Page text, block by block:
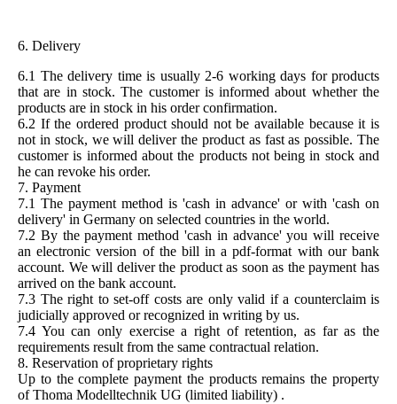
6. Delivery
6.1 The delivery time is usually 2-6 working days for products
that are in stock. The customer is informed about whether the
products are in stock in his order confirmation.
6.2 If the ordered product should not be available because it is
not in stock, we will deliver the product as fast as possible. The
customer is informed about the products not being in stock and
he can revoke his order.
7. Payment
7.1 The payment method is 'cash in advance' or with 'cash on
delivery' in Germany on selected countries in the world.
7.2 By the payment method 'cash in advance' you will receive
an electronic version of the bill in a pdf-format with our bank
account. We will deliver the product as soon as the payment has
arrived on the bank account.
7.3 The right to set-off costs are only valid if a counterclaim is
judicially approved or recognized in writing by us.
7.4 You can only exercise a right of retention, as far as the
requirements result from the same contractual relation.
8. Reservation of proprietary rights
Up to the complete payment the products remains the property
of Thoma Modelltechnik UG (limited liability) .